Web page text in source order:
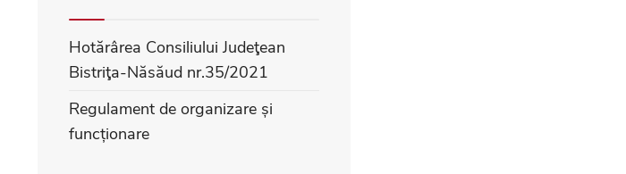
Hotărârea Consiliului Judeţean
Bistriţa-Năsăud nr.35/2021
Regulament de organizare și
funcționare